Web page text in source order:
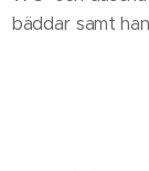
bäddar samt